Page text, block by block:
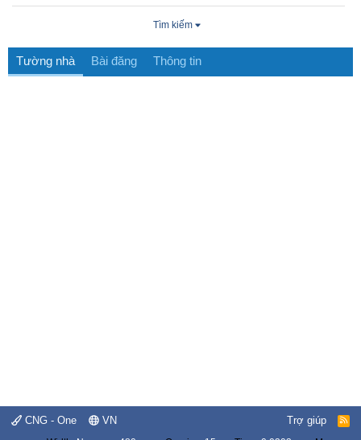
Tìm kiếm
Tường nhà Bài đăng Thông tin
CNG - One VN Trợ giúp
R